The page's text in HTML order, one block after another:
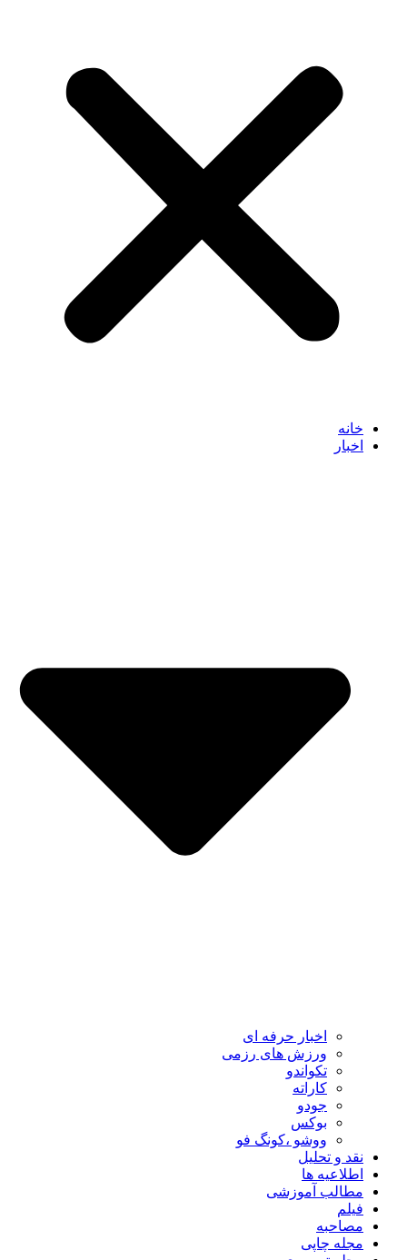
خانه
اخبار
اخبار حرفه ای
ورزش های رزمی
تکواندو
کاراته
جودو
بوکس
ووشو ،کونگ فو
نقد و تحلیل
اطلاعیه ها
مطالب آموزشی
فیلم
مصاحبه
مجله چاپی